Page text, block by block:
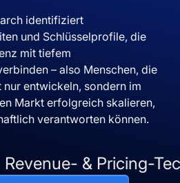
identifiziert
und Schlüsselprofile, die
mit tiefem
– also Menschen, die
entwickeln, sondern im
Markt erfolgreich skalieren,
verantworten können.
Pricing-Tech